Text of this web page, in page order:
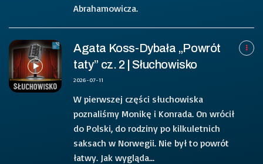
Abrahamowicza.
Agata Koss-Dybała „Powrót
taty” cz. 2 | Słuchowisko
2026-07-11
W pierwszej części słuchowiska
poznaliśmy Monikę i Konrada. On wrócił
do Polski, do rodziny po kilkuletnich
saksach w Norwegii. Nie był to powrót
łatwy. Jak wygląda...